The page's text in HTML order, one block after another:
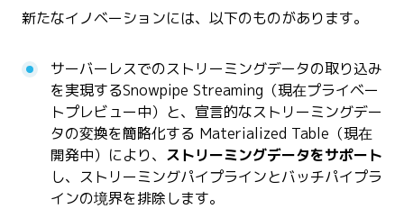
新たなイノベーションには、以下のものがあります。
サーバーレスでのストリーミングデータの取り込み
を実現するSnowpipe Streaming（現在プライベー
トプレビュー中）と、宣言的なストリーミングデー
タの変換を簡略化する Materialized Table（現在
開発中）により、 ストリーミングデータをサポート
し、ストリーミングパイプラインとバッチパイプラ
インの境界を排除します。